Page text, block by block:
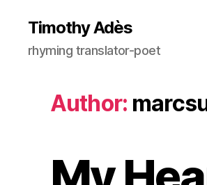
Timothy Adès
rhyming translator-poet
Author: